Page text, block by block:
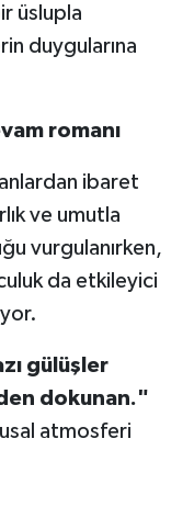
üslupla
duygularına
romanı
anlardan ibaret
ve umutla
vurgulanırken,
da etkileyici
gülüşler
dokunan."
atmosferi